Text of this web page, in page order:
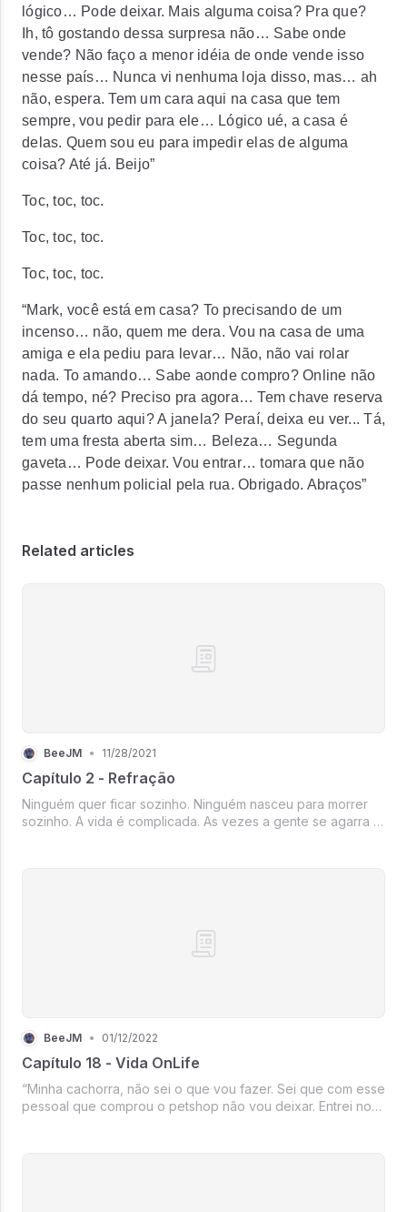
lógico… Pode deixar. Mais alguma coisa? Pra que?
Ih, tô gostando dessa surpresa não… Sabe onde
vende? Não faço a menor idéia de onde vende isso
nesse país… Nunca vi nenhuma loja disso, mas… ah
não, espera. Tem um cara aqui na casa que tem
sempre, vou pedir para ele… Lógico ué, a casa é
delas. Quem sou eu para impedir elas de alguma
coisa? Até já. Beijo”
Toc, toc, toc.
Toc, toc, toc.
Toc, toc, toc.
“Mark, você está em casa? To precisando de um
incenso… não, quem me dera. Vou na casa de uma
amiga e ela pediu para levar… Não, não vai rolar
nada. To amando… Sabe aonde compro? Online não
dá tempo, né? Preciso pra agora… Tem chave reserva
do seu quarto aqui? A janela? Peraí, deixa eu ver... Tá,
tem uma fresta aberta sim… Beleza… Segunda
gaveta… Pode deixar. Vou entrar… tomara que não
passe nenhum policial pela rua. Obrigado. Abraços”
Related articles
BeeJM • 11/28/2021
Capítulo 2 - Refração
Ninguém quer ficar sozinho. Ninguém nasceu para morrer
sozinho. A vida é complicada. As vezes a gente se agarra a
BeeJM • 01/12/2022
Capítulo 18 - Vida OnLife
“Minha cachorra, não sei o que vou fazer. Sei que com esse
pessoal que comprou o petshop não vou deixar. Entrei no